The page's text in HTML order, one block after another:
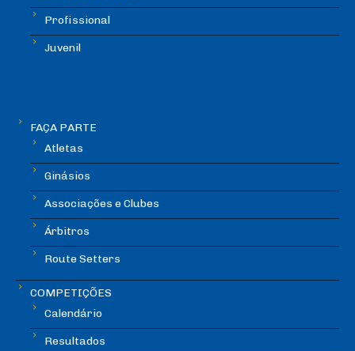
Profissional
Juvenil
FAÇA PARTE
Atletas
Ginásios
Associações e Clubes
Árbitros
Route Setters
COMPETIÇÕES
Calendário
Resultados